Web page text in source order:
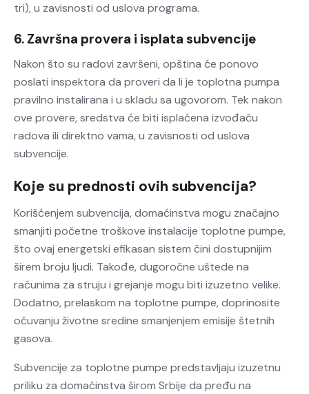
tri), u zavisnosti od uslova programa.
6. Završna provera i isplata subvencije
Nakon što su radovi završeni, opština će ponovo
poslati inspektora da proveri da li je toplotna pumpa
pravilno instalirana i u skladu sa ugovorom. Tek nakon
ove provere, sredstva će biti isplaćena izvođaču
radova ili direktno vama, u zavisnosti od uslova
subvencije.
Koje su prednosti ovih subvencija?
Korišćenjem subvencija, domaćinstva mogu značajno
smanjiti početne troškove instalacije toplotne pumpe,
što ovaj energetski efikasan sistem čini dostupnijim
širem broju ljudi. Takođe, dugoročne uštede na
računima za struju i grejanje mogu biti izuzetno velike.
Dodatno, prelaskom na toplotne pumpe, doprinosite
očuvanju životne sredine smanjenjem emisije štetnih
gasova.
Subvencije za toplotne pumpe predstavljaju izuzetnu
priliku za domaćinstva širom Srbije da pređu na